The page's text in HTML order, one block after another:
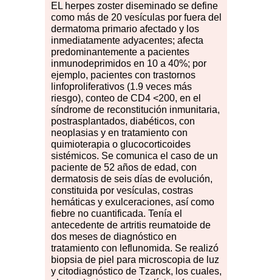
EL herpes zoster diseminado se define
como más de 20 vesículas por fuera del
dermatoma primario afectado y los
inmediatamente adyacentes; afecta
predominantemente a pacientes
inmunodeprimidos en 10 a 40%; por
ejemplo, pacientes con trastornos
linfoproliferativos (1.9 veces más
riesgo), conteo de CD4 <200, en el
síndrome de reconstitución inmunitaria,
postrasplantados, diabéticos, con
neoplasias y en tratamiento con
quimioterapia o glucocorticoides
sistémicos. Se comunica el caso de un
paciente de 52 años de edad, con
dermatosis de seis días de evolución,
constituida por vesículas, costras
hemáticas y exulceraciones, así como
fiebre no cuantificada. Tenía el
antecedente de artritis reumatoide de
dos meses de diagnóstico en
tratamiento con leflunomida. Se realizó
biopsia de piel para microscopia de luz
y citodiagnóstico de Tzanck, los cuales,